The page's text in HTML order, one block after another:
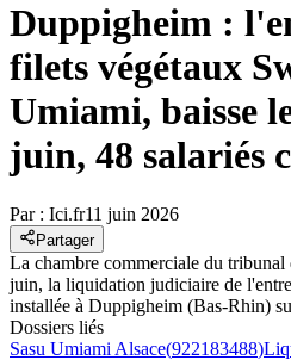
Duppigheim :
filets végétaux
Umiami, baisse
juin, 48 salariés
Par : Ici.fr11 juin 2026
Partager
La chambre commerciale du tribunal
juin, la liquidation judiciaire de
installée à Duppigheim (Bas-Rhin)
Dossiers liés
Sasu Umiami Alsace(922183488)